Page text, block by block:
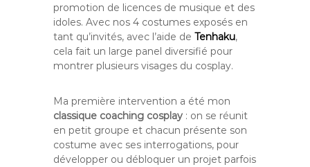
promotion de licences de musique et des
idoles. Avec nos 4 costumes exposés en
tant qu’invités, avec l’aide deTenhaku,
cela fait un large panel diversifié pour
montrer plusieurs visages du cosplay.
Ma première intervention a été mon
classique coaching cosplay : on se réunit
en petit groupe et chacun présente son
costume avec ses interrogations, pour
développer ou débloquer un projet parfois